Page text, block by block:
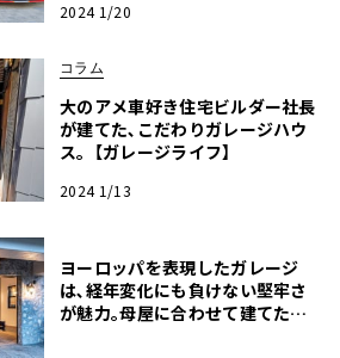
イフ】
2024 1/20
コラム
大のアメ車好き住宅ビルダー社長
が建てた､こだわりガレージハウ
ス｡【ガレージライフ】
2024 1/13
ヨーロッパを表現したガレージ
は､経年変化にも負けない堅牢さ
が魅力｡母屋に合わせて建てた別